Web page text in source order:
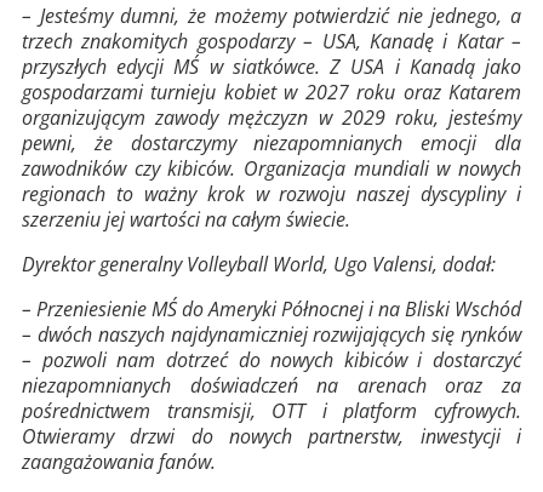
– Jesteśmy dumni, że możemy potwierdzić nie jednego, a
trzech znakomitych gospodarzy – USA, Kanadę i Katar –
przyszłych edycji MŚ w siatkówce. Z USA i Kanadą jako
gospodarzami turnieju kobiet w 2027 roku oraz Katarem
organizującym zawody mężczyzn w 2029 roku, jesteśmy
pewni, że dostarczymy niezapomnianych emocji dla
zawodników czy kibiców. Organizacja mundiali w nowych
regionach to ważny krok w rozwoju naszej dyscypliny i
szerzeniu jej wartości na całym świecie.
Dyrektor generalny Volleyball World, Ugo Valensi, dodał:
– Przeniesienie MŚ do Ameryki Północnej i na Bliski Wschód
– dwóch naszych najdynamiczniej rozwijających się rynków
– pozwoli nam dotrzeć do nowych kibiców i dostarczyć
niezapomnianych doświadczeń na arenach oraz za
pośrednictwem transmisji, OTT i platform cyfrowych.
Otwieramy drzwi do nowych partnerstw, inwestycji i
zaangażowania fanów.